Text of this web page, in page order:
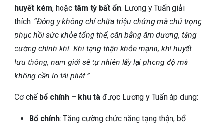
huyết kém, hoặc tâm tỳ bất ổn. Lương y Tuấn giải
thích: “Đông y không chỉ chữa triệu chứng mà chú trọng
phục hồi sức khỏe tổng thể, cân bằng âm dương, tăng
cường chính khí. Khi tạng thận khỏe mạnh, khí huyết
lưu thông, nam giới sẽ tự nhiên lấy lại phong độ mà
không cần lo tái phát.”
Cơ chế bổ chính – khu tà được Lương y Tuấn áp dụng:
Bổ chính: Tăng cường chức năng tạng thận, bổ